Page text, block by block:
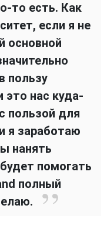
то есть. Как
если я не
основной
пользу
это нас куда-
пользой для
я заработаю
нанять
помогать
полный